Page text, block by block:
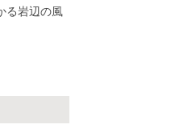
る岩辺の風